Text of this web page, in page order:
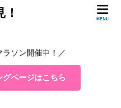
MENU
ラソン開催中！／
グページはこちら
場は？